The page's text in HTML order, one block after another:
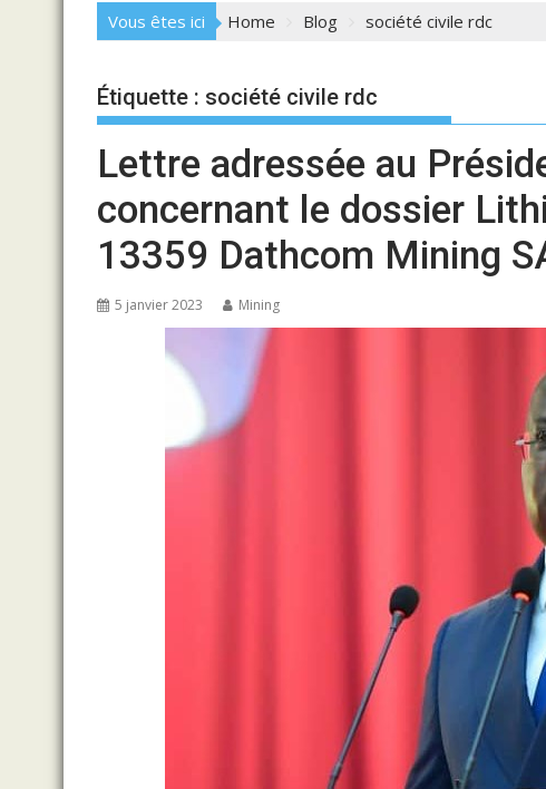
Vous êtes ici Home Blog société civile rdc
Étiquette : société civile rdc
Lettre adressée au
concernant le dossier
13359 Dathcom Mining
5 janvier 2023 Mining